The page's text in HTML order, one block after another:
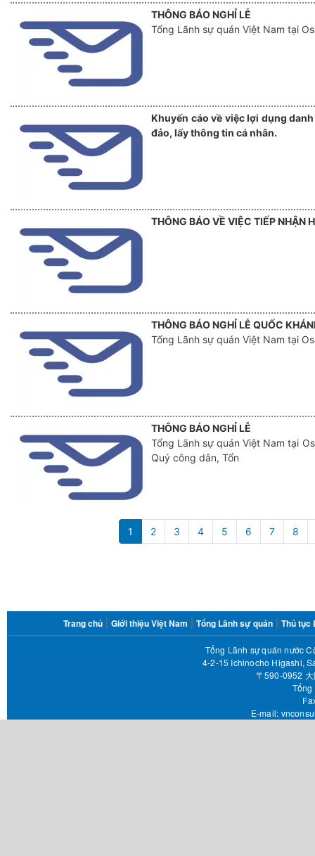
THÔNG BÁO NGHỈ LỄ
Tổng Lãnh sự quán Việt Nam tại
Khuyến cáo về việc lợi dụng
đảo, lấy thông tin cá nhân.
THÔNG BÁO VỀ VIỆC TIẾP NHẬN
THÔNG BÁO NGHỈ LỄ QUỐC
Tổng Lãnh sự quán Việt Nam tại
THÔNG BÁO NGHỈ LỄ
Tổng Lãnh sự quán Việt Nam tại
Quý công dân, Tổn
1 2 3 4 5 6 7 8
MENU
Trang chủ Giới thiệu Việt Nam Tổng Lãnh sự quán Thủ tục
Tổng Lãnh sự quán nước
4-2-15 Ichinocho Higashi,
〒590-0952
E-mail: